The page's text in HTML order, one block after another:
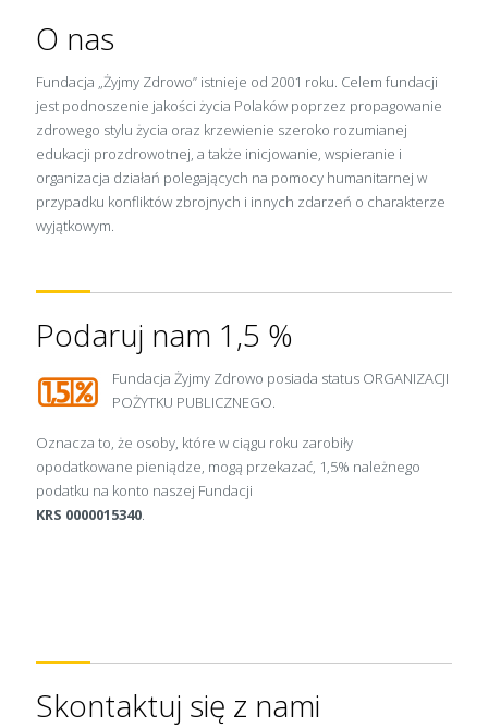
O nas
Fundacja „Żyjmy Zdrowo” istnieje od 2001 roku. Celem fundacji
jest podnoszenie jakości życia Polaków poprzez propagowanie
zdrowego stylu życia oraz krzewienie szeroko rozumianej
edukacji prozdrowotnej, a także inicjowanie, wspieranie i
organizacja działań polegających na pomocy humanitarnej w
przypadku konfliktów zbrojnych i innych zdarzeń o charakterze
wyjątkowym.
Podaruj nam 1,5 %
Fundacja Żyjmy Zdrowo posiada status ORGANIZACJI
POŻYTKU PUBLICZNEGO.
Oznacza to, że osoby, które w ciągu roku zarobiły
opodatkowane pieniądze, mogą przekazać, 1,5% należnego
podatku na konto naszej Fundacji
KRS 0000015340.
Skontaktuj się z nami